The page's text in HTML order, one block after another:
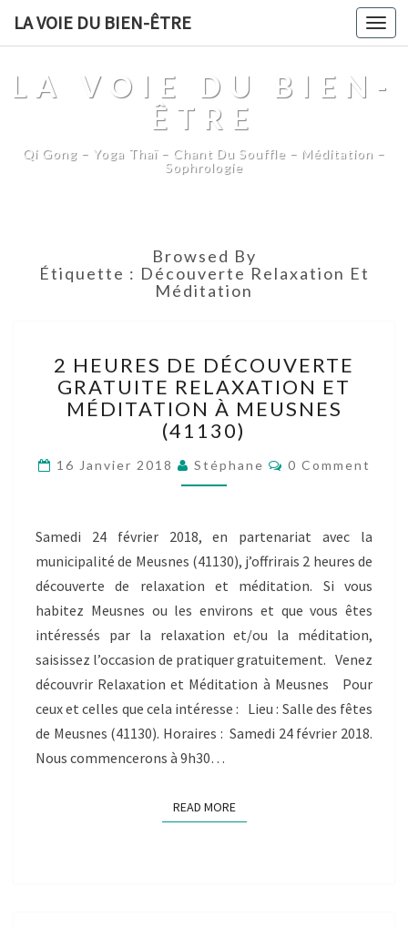
LA VOIE DU BIEN-ÊTRE
LA VOIE DU BIEN-
ÊTRE
Qi Gong – Yoga Thaï – Chant Du Souffle – Méditation –
Sophrologie
Browsed By
Étiquette : Découverte Relaxation Et
Méditation
HEURES
DE
DÉCOUVERTE
GRATUITE
RELAXATION
ET
MÉDITATION
(41130)
2 HEURES DE DÉCOUVERTE
GRATUITE RELAXATION ET
MÉDITATION À MEUSNES
(41130)
16 Janvier 2018 Stéphane Comments
0 Comment
Samedi 24 février 2018, en partenariat avec la
municipalité de Meusnes (41130), j’offrirais 2 heures de
découverte de relaxation et méditation. Si vous
habitez Meusnes ou les environs et que vous êtes
intéressés par la relaxation et/ou la méditation,
saisissez l’occasion de pratiquer gratuitement. Venez
découvrir Relaxation et Méditation à Meusnes Pour
ceux et celles que cela intéresse : Lieu : Salle des fêtes
de Meusnes (41130). Horaires : Samedi 24 février 2018.
Nous commencerons à 9h30…
READ MOREREAD MORE